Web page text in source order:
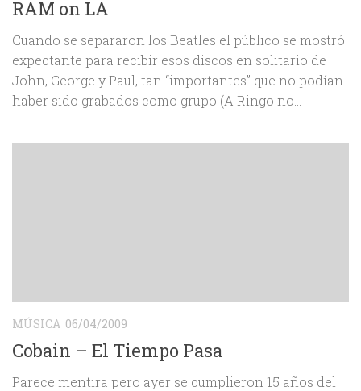
RAM on LA
Cuando se separaron los Beatles el público se mostró
expectante para recibir esos discos en solitario de
John, George y Paul, tan “importantes” que no podían
haber sido grabados como grupo (A Ringo no...
MÚSICA 06/04/2009
Cobain – El Tiempo Pasa
Parece mentira pero ayer se cumplieron 15 años del